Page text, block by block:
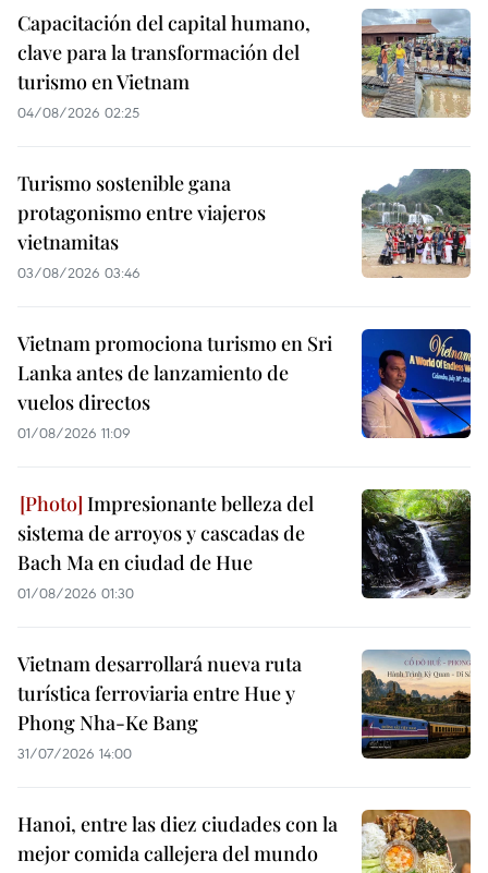
Capacitación del capital humano,
clave para la transformación del
turismo en Vietnam
04/08/2026 02:25
Turismo sostenible gana
protagonismo entre viajeros
vietnamitas
03/08/2026 03:46
Vietnam promociona turismo en Sri
Lanka antes de lanzamiento de
vuelos directos
01/08/2026 11:09
Impresionante belleza del
sistema de arroyos y cascadas de
Bach Ma en ciudad de Hue
01/08/2026 01:30
Vietnam desarrollará nueva ruta
turística ferroviaria entre Hue y
Phong Nha-Ke Bang
31/07/2026 14:00
Hanoi, entre las diez ciudades con la
mejor comida callejera del mundo